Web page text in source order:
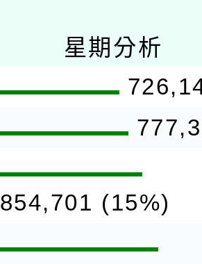
星期分析
854,701 (15%)